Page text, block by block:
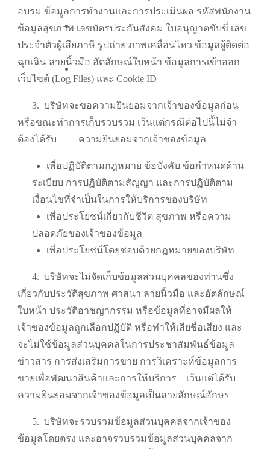
KNOWLEDGE
CONTACT US
อบรม ข้อมูลการทำงานและการประเมินผล รหัสพนักงาน
ข้อมูลสุขภาพ เลขบัตรประกันสังคม ใบอนุญาตขับขี่ เลข
ประจำตัวผู้เสียภาษี รูปถ่าย ภาพเคลื่อนไหว ข้อมูลผู้ติดต่อ
ฉุกเฉิน ลายนิ้วมือ อัตลักษณ์ใบหน้า ข้อมูลการเข้าออก
เว็บไซต์ (Log Files) และ Cookie ID
3. บริษัทจะขอความยินยอมจากเจ้าของข้อมูลก่อน
หรือขณะทำการเก็บรวบรวม เว้นแต่กรณีต่อไปนี้ไม่จำ
ต้องได้รับ
ความยินยอมจากเจ้าของข้อมูล
เพื่อปฏิบัติตามกฎหมาย ข้อบังคับ ข้อกำหนดด้าน
ระเบียบ การปฏิบัติตามสัญญา และการปฏิบัติตาม
เงื่อนไขที่จำเป็นในการให้บริการของบริษัท
เพื่อประโยชน์เกี่ยวกับชีวิต สุขภาพ หรือความ
ปลอดภัยของเจ้าของข้อมูล
เพื่อประโยชน์โดยชอบด้วยกฎหมายของบริษัท
4. บริษัทจะไม่จัดเก็บข้อมูลส่วนบุคคลของท่านซึ่ง
เกี่ยวกับประวัติสุขภาพ ศาสนา ลายนิ้วมือ และอัตลักษณ์
ใบหน้า ประวัติอาชญากรรม หรือข้อมูลที่อาจมีผลให้
เจ้าของข้อมูลถูกเลือกปฏิบัติ หรือทำให้เสียชื่อเสียง และ
จะไม่ใช้ข้อมูลส่วนบุคคลในการประชาสัมพันธ์ข้อมูล
ข่าวสาร การส่งเสริมการขาย การวิเคราะห์ข้อมูลการ
ขายเพื่อพัฒนาสินค้าและการให้บริการ
เว้นแต่ได้รับ
ความยินยอมจากเจ้าของข้อมูลเป็นลายลักษณ์อักษร
5. บริษัทจะรวบรวมข้อมูลส่วนบุคคลจากเจ้าของ
ข้อมูลโดยตรง และอาจรวบรวมข้อมูลส่วนบุคคลจาก